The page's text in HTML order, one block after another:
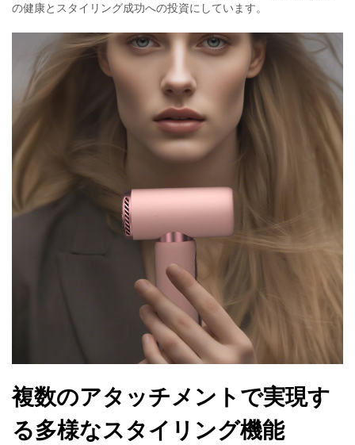
の健康とスタイリング成功への投資にしています。
複数のアタッチメントで実現す
る多様なスタイリング機能